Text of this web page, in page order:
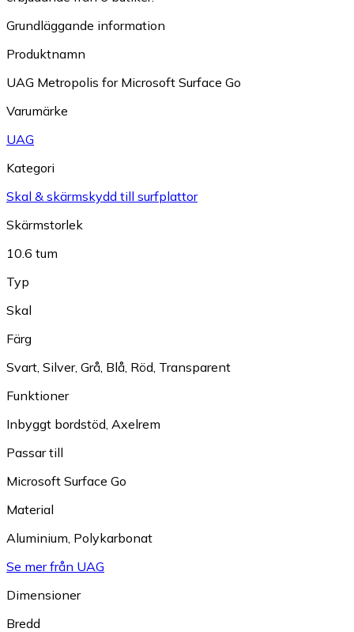
Grundläggande information
Produktnamn
UAG Metropolis for Microsoft Surface Go
Varumärke
UAG
Kategori
Skal & skärmskydd till surfplattor
Skärmstorlek
10.6 tum
Typ
Skal
Färg
Svart Silver, Grå Blå Röd Transparent
Funktioner
Inbyggt bordstöd Axelrem
Passar till
Microsoft Surface Go
Material
Aluminium Polykarbonat
Se mer från UAG
Dimensioner
Bredd